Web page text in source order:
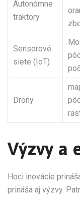
Autonómne
traktory
Sensorové
siete (IoT)
Drony
Výzvy a
Hoci inovácie
prináša aj výzvy.